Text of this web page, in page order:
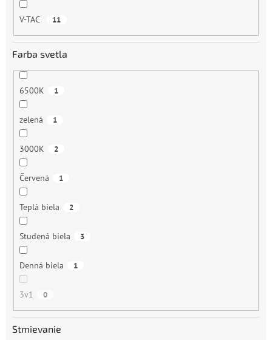
V-TAC 11
Farba svetla
6500K 1
zelená 1
3000K 2
Červená 1
Teplá biela 2
Studená biela 3
Denná biela 1
3v1 0
Stmievanie